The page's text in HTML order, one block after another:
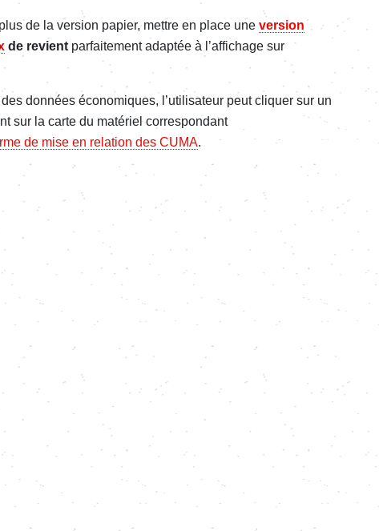
de la version papier, mettre en place une version
de revient parfaitement adaptée à l’affichage sur
données économiques, l’utilisateur peut cliquer sur un
sur la carte du matériel correspondant
de mise en relation des CUMA.